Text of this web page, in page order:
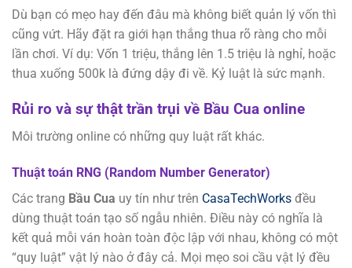
Dù bạn có mẹo hay đến đâu mà không biết quản lý vốn thì
cũng vứt. Hãy đặt ra giới hạn thắng thua rõ ràng cho mỗi
lần chơi. Ví dụ: Vốn 1 triệu, thắng lên 1.5 triệu là nghỉ, hoặc
thua xuống 500k là đứng dậy đi về. Kỷ luật là sức mạnh.
Rủi ro và sự thật trần trụi về Bầu Cua online
Môi trường online có những quy luật rất khác.
Thuật toán RNG (Random Number Generator)
Các trang Bầu Cua uy tín như trên CasaTechWorks đều
dùng thuật toán tạo số ngẫu nhiên. Điều này có nghĩa là
kết quả mỗi ván hoàn toàn độc lập với nhau, không có một
“quy luật” vật lý nào ở đây cả. Mọi mẹo soi cầu vật lý đều